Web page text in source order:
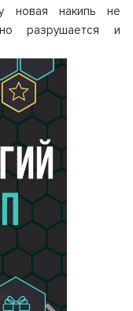
новая накипь не
разрушается и